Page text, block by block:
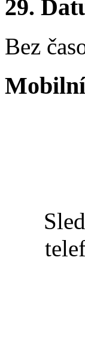
29.
Bez